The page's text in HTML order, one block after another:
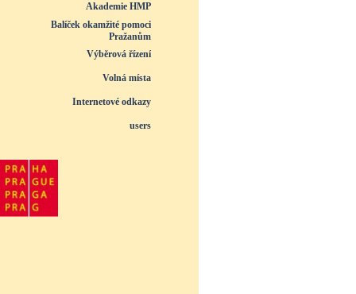
Akademie HMP
Balíček okamžité pomoci
Pražanům
Výběrová řízení
Volná místa
Internetové odkazy
users